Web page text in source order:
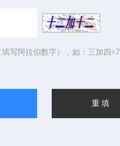
写阿拉伯数字），如：三加四=7